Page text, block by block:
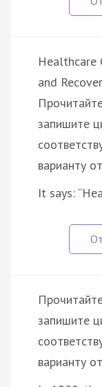
Healthcare
and Recover
запишите
варианту
It says:
запишите
варианту